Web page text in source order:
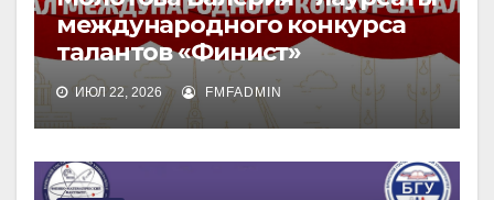
международного конкурса
талантов «Финист»
ИЮЛ 22, 2026 FMFADMIN